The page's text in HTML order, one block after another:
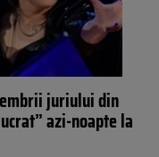
juriului din
azi-noapte la